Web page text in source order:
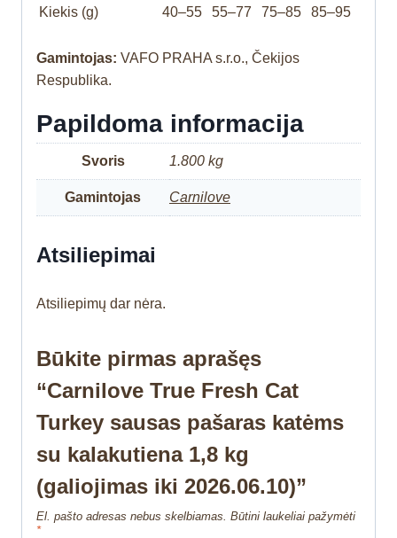
Kiekis (g) 40–55 55–77 75–85 85–95
Gamintojas: VAFO PRAHA s.r.o., Čekijos
Respublika.
Papildoma informacija
Svoris 1.800 kg
Gamintojas Carnilove
Atsiliepimai
Atsiliepimų dar nėra.
Būkite pirmas aprašęs
“Carnilove True Fresh Cat
Turkey sausas pašaras katėms
su kalakutiena 1,8 kg
(galiojimas iki 2026.06.10)”
El. pašto adresas nebus skelbiamas. Būtini laukeliai pažymėti
*